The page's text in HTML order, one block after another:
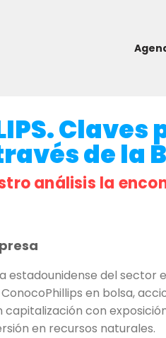
de la
análisis la
estadounidense del
en bolsa,
con
en recursos naturales.